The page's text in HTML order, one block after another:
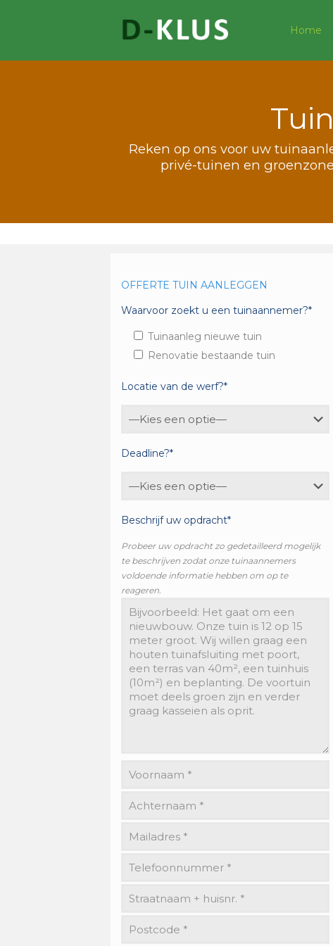
Home
Reken op ons voor uw
privé-tuinen en
OFFERTE TUIN AANLEGGEN
Waarvoor zoekt u een tuinaannemer?*
Tuinaanleg nieuwe tuin
Renovatie bestaande tuin
Locatie van de werf?*
Deadline?*
Beschrijf uw opdracht*
Probeer uw opdracht zo gedetailleerd mogelijk
te beschrijven zodat onze tuinaannemers
voldoende informatie hebben om op te
reageren.